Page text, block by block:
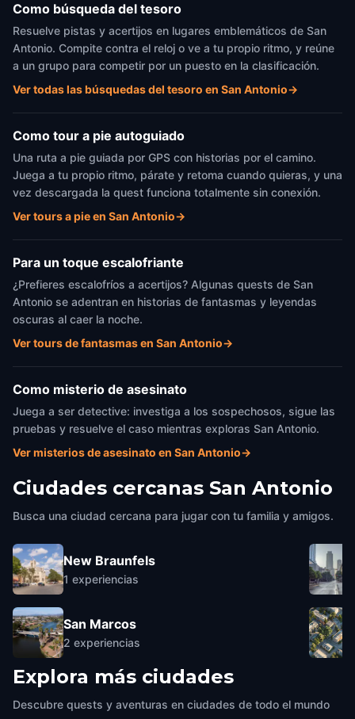
Como búsqueda del tesoro
Resuelve pistas y acertijos en lugares emblemáticos de San
Antonio. Compite contra el reloj o ve a tu propio ritmo, y reúne
a un grupo para competir por un puesto en la clasificación.
Ver todas las búsquedas del tesoro en San Antonio→
Como tour a pie autoguiado
Una ruta a pie guiada por GPS con historias por el camino.
Juega a tu propio ritmo, párate y retoma cuando quieras, y una
vez descargada la quest funciona totalmente sin conexión.
Ver tours a pie en San Antonio→
Para un toque escalofriante
¿Prefieres escalofríos a acertijos? Algunas quests de San
Antonio se adentran en historias de fantasmas y leyendas
oscuras al caer la noche.
Ver tours de fantasmas en San Antonio→
Como misterio de asesinato
Juega a ser detective: investiga a los sospechosos, sigue las
pruebas y resuelve el caso mientras exploras San Antonio.
Ver misterios de asesinato en San Antonio→
Ciudades cercanas San Antonio
Busca una ciudad cercana para jugar con tu familia y amigos.
New Braunfels
1 experiencias
San Marcos
2 experiencias
Explora más ciudades
Descubre quests y aventuras en ciudades de todo el mundo